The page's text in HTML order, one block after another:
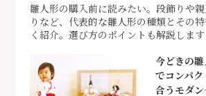
雛人形の購入前に読みたい。段飾りや
りなど、代表的な雛人形の種類とその
く紹介。選び方のポイントも解説します
今どきの
でコンパ
合うモダ